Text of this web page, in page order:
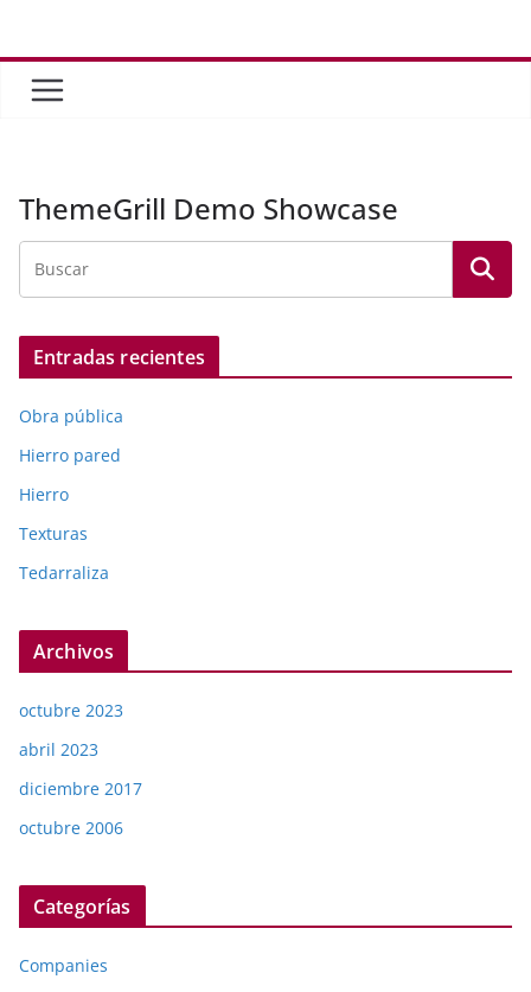
contenido
ThemeGrill Demo Showcase
Entradas recientes
Obra pública
Hierro pared
Hierro
Texturas
Tedarraliza
Archivos
octubre 2023
abril 2023
diciembre 2017
octubre 2006
Categorías
Companies